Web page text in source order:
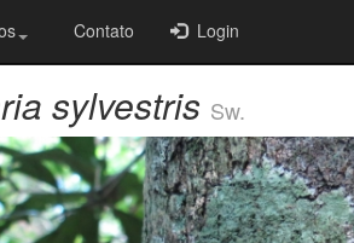
Contato Login
sylvestris Sw.